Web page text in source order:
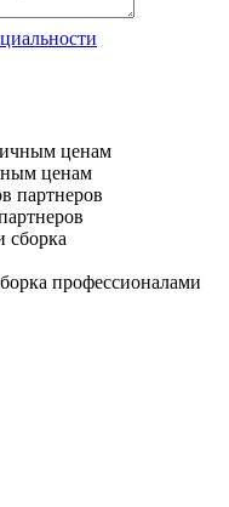
ценам
профессионалами